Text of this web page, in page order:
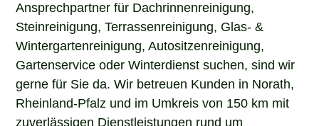
Ansprechpartner für Dachrinnenreinigung,
Steinreinigung, Terrassenreinigung, Glas- &
Wintergartenreinigung, Autositzenreinigung,
Gartenservice oder Winterdienst suchen, sind wir
gerne für Sie da. Wir betreuen Kunden in Norath,
Rheinland-Pfalz und im Umkreis von 150 km mit
zuverlässigen Dienstleistungen rund um